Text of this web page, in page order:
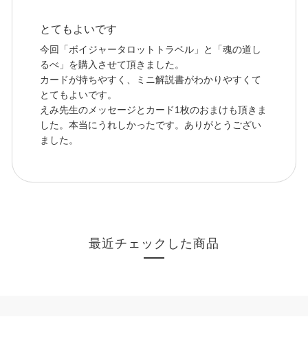
とてもよいです
今回「ボイジャータロットトラベル」と「魂の道し
るべ」を購入させて頂きました。
カードが持ちやすく、ミニ解説書がわかりやすくて
とてもよいです。
えみ先生のメッセージとカード1枚のおまけも頂きま
した。本当にうれしかったです。ありがとうござい
ました。
最近チェックした商品